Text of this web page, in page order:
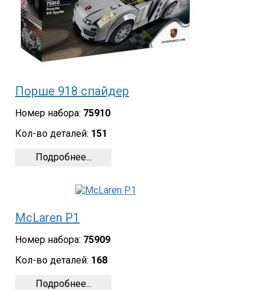
Порше 918 спайдер
Номер набора: 75910
Кол-во деталей: 151
Подробнее...
McLaren P1
Номер набора: 75909
Кол-во деталей: 168
Подробнее...